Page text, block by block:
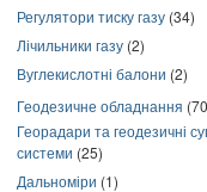
Регулятори тиску газу (34)
Лічильники газу (2)
Вуглекислотні балони (2)
Геодезичне обладнання
Георадари та геодезичні
системи (25)
Дальноміри (1)